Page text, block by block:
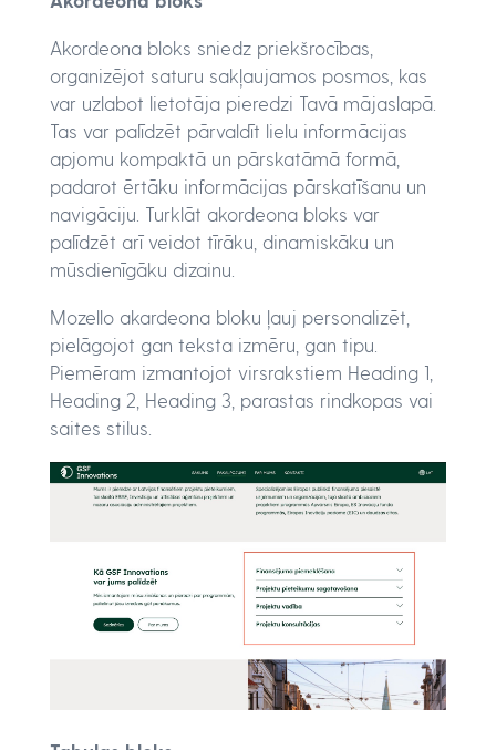
Akordeona bloks sniedz priekšrocības,
organizējot saturu sakļaujamos posmos, kas
var uzlabot lietotāja pieredzi Tavā mājaslapā.
Tas var palīdzēt pārvaldīt lielu informācijas
apjomu kompaktā un pārskatāmā formā,
padarot ērtāku informācijas pārskatīšanu un
navigāciju. Turklāt akordeona bloks var
palīdzēt arī veidot tīrāku, dinamiskāku un
mūsdienīgāku dizainu.
Mozello akardeona bloku ļauj personalizēt,
pielāgojot gan teksta izmēru, gan tipu.
Piemēram izmantojot virsrakstiem Heading 1,
Heading 2, Heading 3, parastas rindkopas vai
saites stilus.